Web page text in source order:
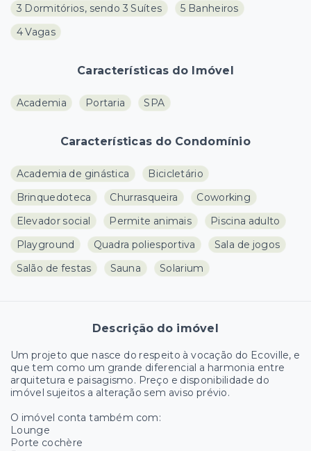
3 Dormitórios, sendo 3 Suítes
5 Banheiros
4 Vagas
Características do Imóvel
Academia Portaria SPA
Características do Condomínio
Academia de ginástica
Bicicletário
Brinquedoteca
Churrasqueira
Coworking
Elevador social
Permite animais
Piscina adulto
Playground
Quadra poliesportiva
Sala de jogos
Salão de festas
Sauna Solarium
Descrição do imóvel
Um projeto que nasce do respeito à vocação do Ecoville, e
que tem como um grande diferencial a harmonia entre
arquitetura e paisagismo. Preço e disponibilidade do
imóvel sujeitos a alteração sem aviso prévio.
O imóvel conta também com:
Lounge
Porte cochère